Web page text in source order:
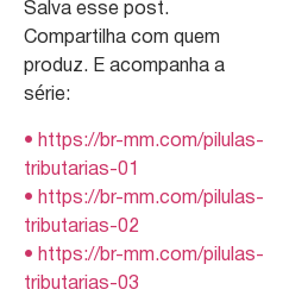
Salva esse post.
Compartilha com quem
produz. E acompanha a
série:
• https://br-mm.com/pilulas-
tributarias-01
• https://br-mm.com/pilulas-
tributarias-02
• https://br-mm.com/pilulas-
tributarias-03